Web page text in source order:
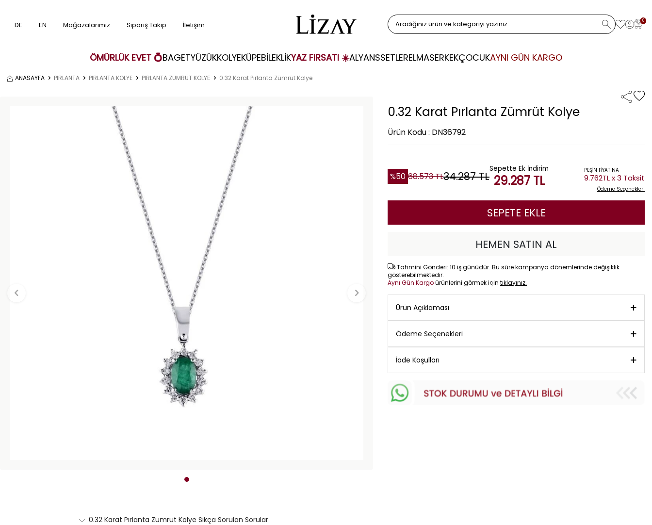
DE EN Mağazalarımız Sipariş Takip İletişim 0
ÖMÜRLÜK EVET 💍BAGETYÜZÜKKOLYEKÜPEBİLEKLİKYAZ FIRSATI ☀️ALYANSSETLERELMASERKEKÇOCUKAYNI GÜN KARGO
ANASAYFA PIRLANTA PIRLANTA KOLYE PIRLANTA ZÜMRÜT KOLYE 0.32 Karat Pırlanta Zümrüt Kolye
0.32 Karat Pırlanta Zümrüt Kolye
Ürün Kodu : DN36792
%50 68.573TL34.287TL
Sepette Ek İndirim
29.287TL
PEŞİN FİYATINA
9.762TL x 3 Taksit
Ödeme Seçenekleri
SEPETE EKLE
HEMEN SATIN AL
Tahmini Gönderi: 10 iş günüdür. Bu süre kampanya dönemlerinde değişiklik
gösterebilmektedir.
Aynı Gün Kargoürünlerini görmek için tıklayınız.
Ürün Açıklaması
Ödeme Seçenekleri
İade Koşulları
0.32 Karat Pırlanta Zümrüt Kolye Sıkça Sorulan Sorular